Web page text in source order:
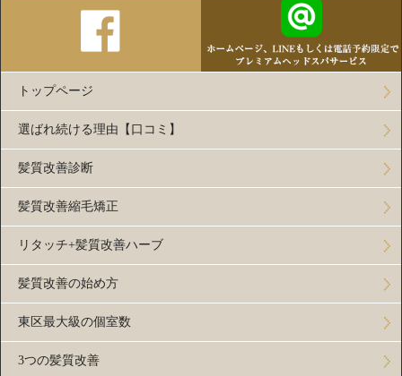
トップページ
選ばれ続ける理由【口コミ】
髪質改善診断
髪質改善縮毛矯正
リタッチ+髪質改善ハーブ
髪質改善の始め方
東区最大級の個室数
3つの髪質改善